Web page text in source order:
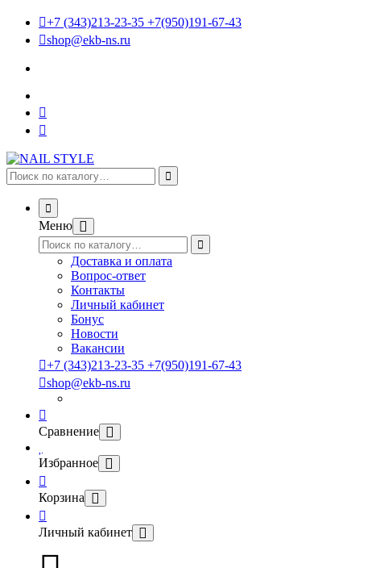
+7 (343)213-23-35 +7(950)191-67-43
shop@ekb-ns.ru
Меню
Доставка и оплата
Вопрос-ответ
Контакты
Личный кабинет
Бонус
Новости
Вакансии
+7 (343)213-23-35 +7(950)191-67-43
shop@ekb-ns.ru
Сравнение
Избранное
Корзина
Личный кабинет